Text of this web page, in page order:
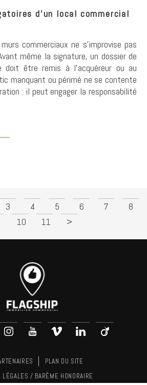
d'un local commercial
commerciaux ne s'improvise pas
même la signature, un dossier de
doit être remis à l'acquéreur ou au
manquant ou périmé ne se contente
: il peut engager la responsabilité
3 4 5 6 7
8
10 11 >
PLAN DU SITE
LÉGALES / BARÈME HONORAIRE